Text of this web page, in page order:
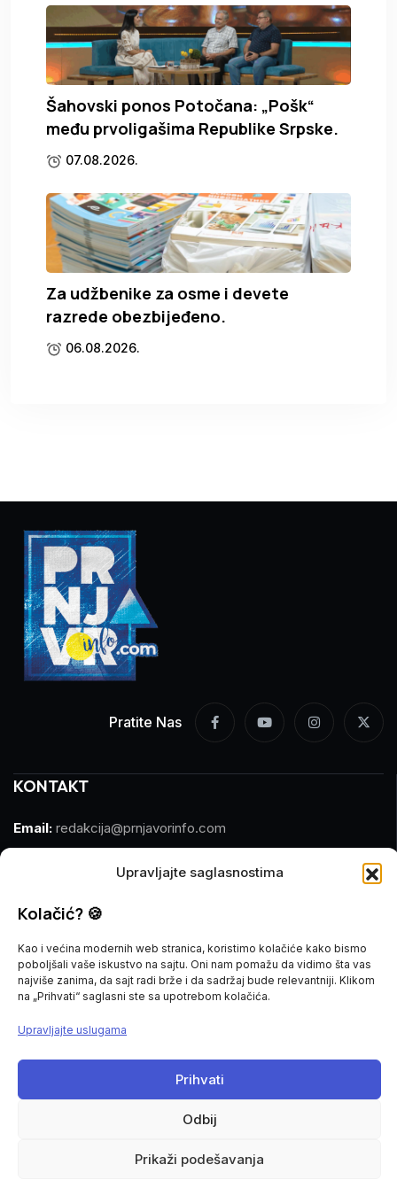
Upravljajte saglasnostima
Kolačić? 🍪
Kao i većina modernih web stranica, koristimo kolačiće kako bismo
poboljšali vaše iskustvo na sajtu. Oni nam pomažu da vidimo šta vas
najviše zanima, da sajt radi brže i da sadržaj bude relevantniji. Klikom
na „Prihvati“ saglasni ste sa upotrebom kolačića.
Upravljajte uslugama
Prihvati
Odbij
Prikaži podešavanja
Šahovski ponos Potočana: „Pošk“
među prvoligašima Republike Srpske.
07.08.2026.
Za udžbenike za osme i devete
razrede obezbijeđeno.
06.08.2026.
Pratite Nas
KONTAKT
Email: redakcija@prnjavorinfo.com
MARKETING
Email: marketing@prnjavorinfo.com
Telefon:(+387)065 955 355
POŠALJI VIJEST
Imate vijest za nas? Javite nam se na
redakcija@prnjavorinfo.com
Politika kolačića